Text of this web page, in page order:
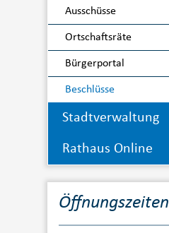
Ausschüsse
Ortschaftsräte
Bürgerportal
Beschlüsse
Stadtverwaltung
Rathaus Online
Öffnungszeiten